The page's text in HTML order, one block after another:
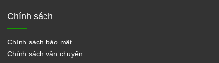
Chính sách
Chính sách bảo mật
Chính sách vận chuyển